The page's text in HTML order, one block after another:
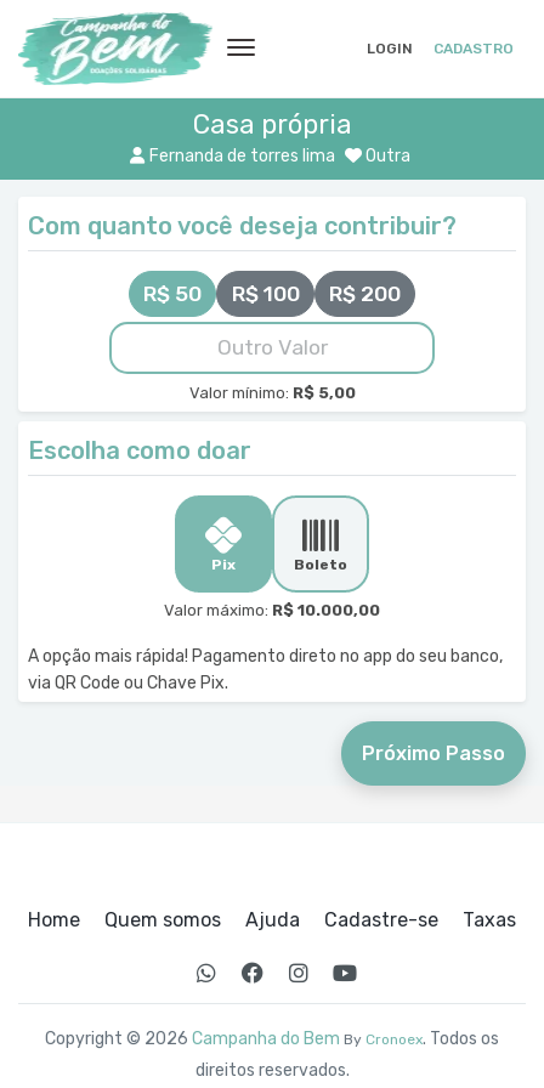
LOGIN CADASTRO
Casa própria
Fernanda de torres lima Outra
Com quanto você deseja contribuir?
R$ 50 R$ 100 R$ 200
Valor mínimo: R$ 5,00
Escolha como doar
Pix Boleto
Valor máximo: R$ 10.000,00
A opção mais rápida! Pagamento direto no app do seu banco,
via QR Code ou Chave Pix.
Próximo Passo
Home Quem somos Ajuda Cadastre-se Taxas
Copyright © 2026 Campanha do Bem By Cronoex. Todos os
direitos reservados.